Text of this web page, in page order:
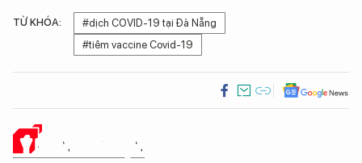
TỪ KHÓA:
#dịch COVID-19 tại Đà Nẵng
#tiêm vaccine Covid-19
Ý KIẾN CỦA BẠN